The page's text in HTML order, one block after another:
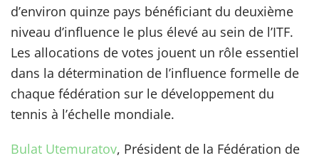
d’environ quinze pays bénéficiant du deuxième
niveau d’influence le plus élevé au sein de l’ITF.
Les allocations de votes jouent un rôle essentiel
dans la détermination de l’influence formelle de
chaque fédération sur le développement du
tennis à l’échelle mondiale.
Bulat Utemuratov, Président de la Fédération de